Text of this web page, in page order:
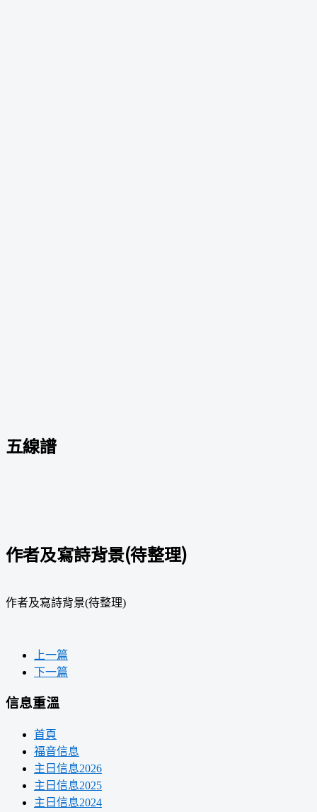
五線譜
作者及寫詩背景(待整理)
作者及寫詩背景(待整理)
上一篇
下一篇
信息重溫
首頁
福音信息
主日信息2026
主日信息2025
主日信息2024